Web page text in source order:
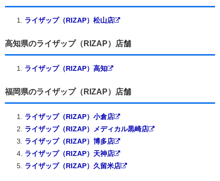
ライザップ（RIZAP）松山店
高知県のライザップ（RIZAP）店舗
ライザップ（RIZAP）高知
福岡県のライザップ（RIZAP）店舗
ライザップ（RIZAP）小倉店
ライザップ（RIZAP）メディカル黒崎店
ライザップ（RIZAP）博多店
ライザップ（RIZAP）天神店
ライザップ（RIZAP）久留米店